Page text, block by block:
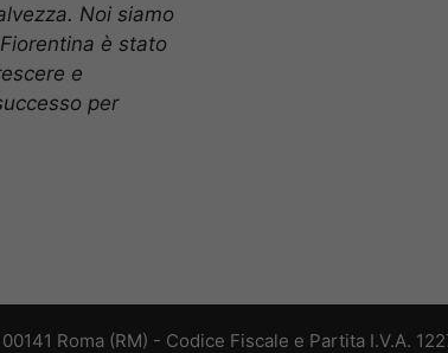
Noi siamo
è stato
e
per
Roma (RM) - Codice Fiscale e Partita I.V.A.